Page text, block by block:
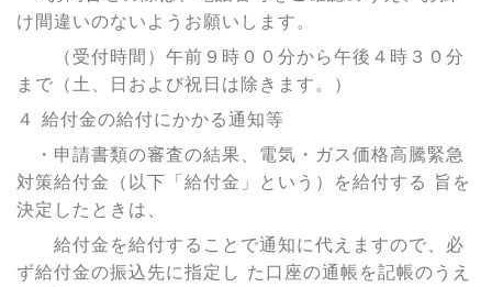
け間違いのないようお願いします。
（受付時間）午前９時００分から午後４時３０分
まで（土、日および祝日は除きます。）
４ 給付金の給付にかかる通知等
・申請書類の審査の結果、電気・ガス価格高騰緊急
対策給付金（以下「給付金」という）を給付する 旨を
決定したときは、
給付金を給付することで通知に代えますので、必
ず給付金の振込先に指定し た口座の通帳を記帳のうえ